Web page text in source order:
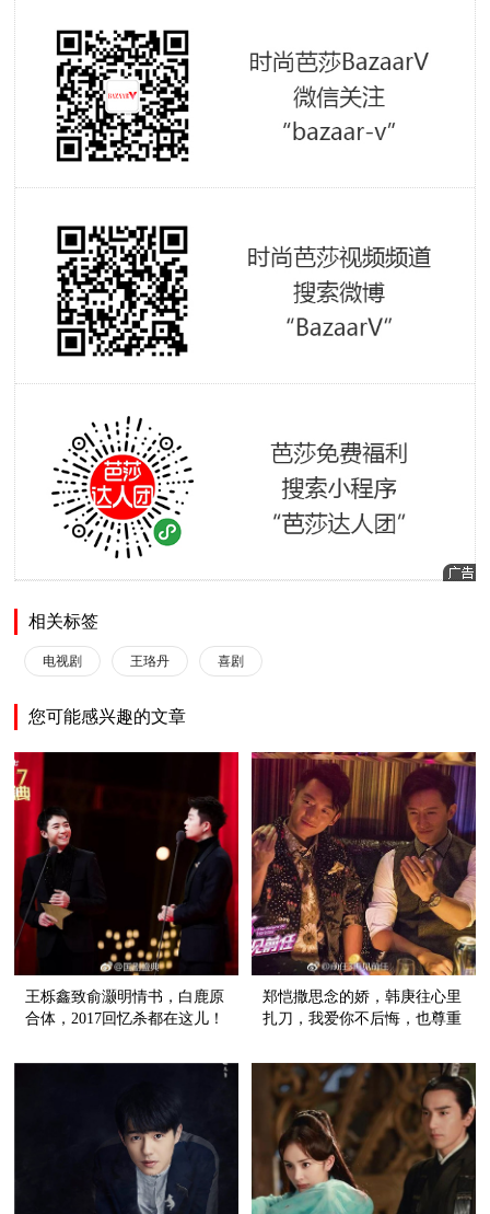
相关标签
电视剧 王珞丹 喜剧
您可能感兴趣的文章
王栎鑫致俞灏明情书，白鹿原
合体，2017回忆杀都在这儿！
郑恺撒思念的娇，韩庚往心里
扎刀，我爱你不后悔，也尊重